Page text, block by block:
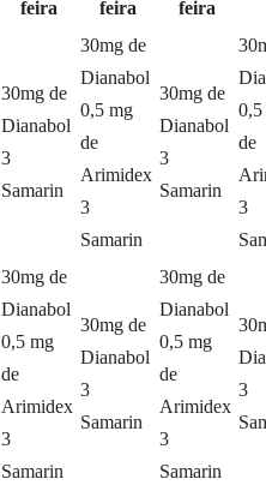
feira feira feira
30mg de
Dianabol
3
Samarin
30mg de
Dianabol
0,5 mg
de
Arimidex
3
Samarin
30mg de
Dianabol
3
Samarin
0,5
de
3
30mg de
Dianabol
0,5 mg
de
Arimidex
3
Samarin
30mg de
Dianabol
3
Samarin
30mg de
Dianabol
0,5 mg
de
Arimidex
3
Samarin
3